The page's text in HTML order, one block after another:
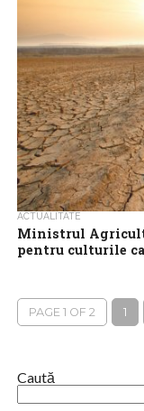
ACTUALITATE
Ministrul
pentru culturile
conferinţă de presă
calamităţile provocate
PAGE 1 OF 2 1
Caută